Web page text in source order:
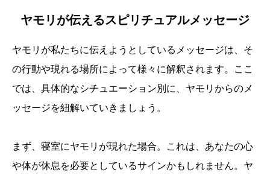
ヤモリが伝えるスピリチュアルメッセージ
ヤモリが私たちに伝えようとしているメッセージは、そ
の行動や現れる場所によって様々に解釈されます。ここ
では、具体的なシチュエーション別に、ヤモリからのメ
ッセージを紐解いていきましょう。
まず、寝室にヤモリが現れた場合。これは、あなたの心
や体が休息を必要としているサインかもしれません。ヤ